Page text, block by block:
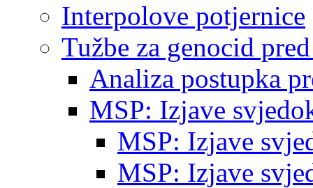
Interpolove potjernice
Tužbe za genocid
Analiza postupka
MSP: Izjave
MSP: Izjave
MSP: Izjave